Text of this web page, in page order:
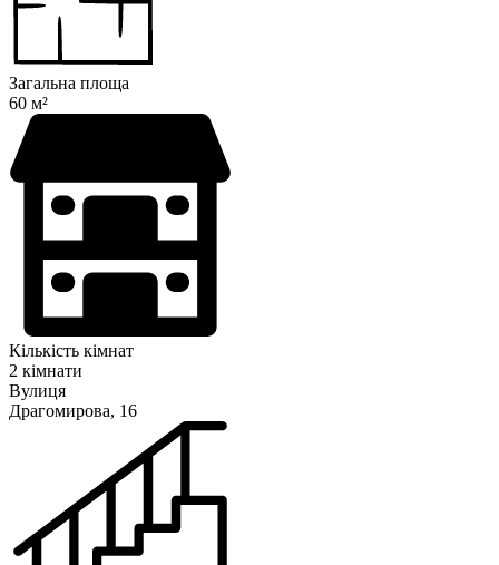
Загальна площа
60 м²
Кількість кімнат
2 кімнати
Вулиця
Драгомирова, 16